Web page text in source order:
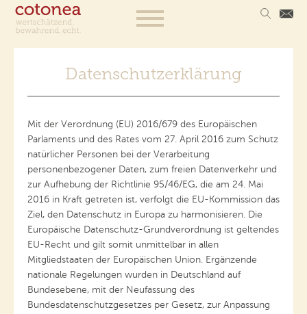
Datenschutzerklärung
Mit der Verordnung (EU) 2016/679 des Europäischen
Parlaments und des Rates vom 27. April 2016 zum Schutz
natürlicher Personen bei der Verarbeitung
personenbezogener Daten, zum freien Datenverkehr und
zur Aufhebung der Richtlinie 95/46/EG, die am 24. Mai
2016 in Kraft getreten ist, verfolgt die EU-Kommission das
Ziel, den Datenschutz in Europa zu harmonisieren. Die
Europäische Datenschutz-Grundverordnung ist geltendes
EU-Recht und gilt somit unmittelbar in allen
Mitgliedstaaten der Europäischen Union. Ergänzende
nationale Regelungen wurden in Deutschland auf
Bundesebene, mit der Neufassung des
Bundesdatenschutzgesetzes per Gesetz, zur Anpassung